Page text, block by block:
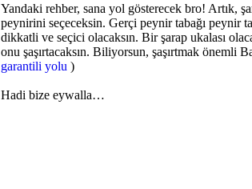
Yandaki rehber, sana yol gösterecek bro! Artık,
peynirini seçeceksin. Gerçi peynir tabağı peynir
dikkatli ve seçici olacaksın. Bir şarap ukalası
onu şaşırtacaksın. Biliyorsun, şaşırtmak önemli
garantili yolu )
Hadi bize eywalla…